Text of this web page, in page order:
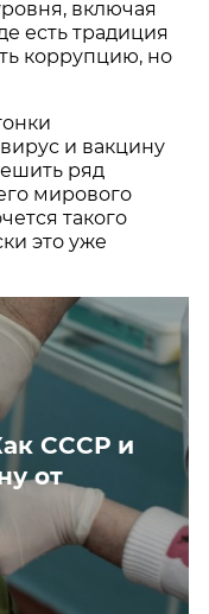
включая
есть традиция
коррупцию, но
и вакцину
ряд
мирового
такого
это уже
СССР и
от